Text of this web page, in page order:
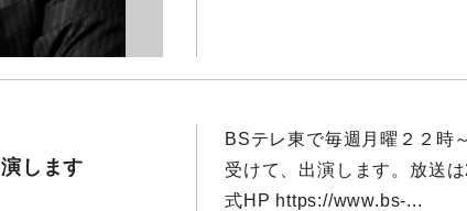
します
BSテレ東で毎週月曜２２時
受けて、出演します。放送
式HP https://www.bs-...